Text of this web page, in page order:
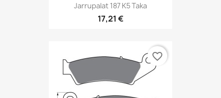
Jarrupalat 187 K5 Taka
17,21 €
favorite_border